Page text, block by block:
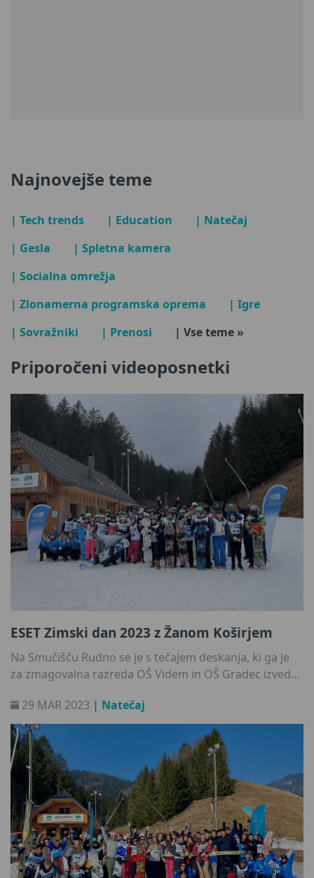
Najnovejše teme
| Tech trends | Education
| Natečaj
| Gesla
| Spletna kamera
| Socialna omrežja
| Zlonamerna programska oprema
| Igre
| Sovražniki
| Prenosi | Vse teme »
Priporočeni videoposnetki
ESET Zimski dan 2023 z Žanom Koširjem
Na Smučišču Rudno se je s tečajem deskanja, ki ga je
za zmagovalna razreda OŠ Videm in OŠ Gradec izvedel
2023.
29 MAR 2023 | Natečaj